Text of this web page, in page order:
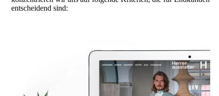
entscheidend sind: